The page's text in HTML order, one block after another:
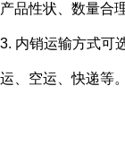
产品性状、数量合
3. 内销运输方式可
运、空运、快递等。